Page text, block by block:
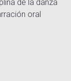
de la danza
oral